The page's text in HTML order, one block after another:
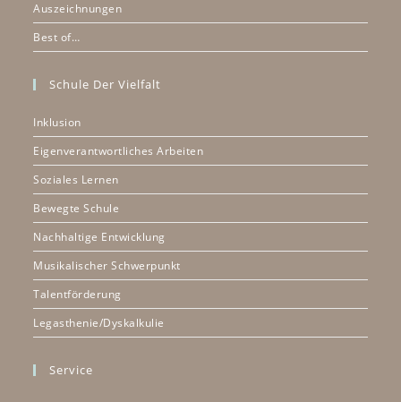
Auszeichnungen
Best of…
Schule Der Vielfalt
Inklusion
Eigenverantwortliches Arbeiten
Soziales Lernen
Bewegte Schule
Nachhaltige Entwicklung
Musikalischer Schwerpunkt
Talentförderung
Legasthenie/Dyskalkulie
Service